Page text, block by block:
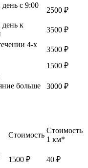
с 9:00
2500 ₽
к
3500 ₽
4-х
3500 ₽
1500 ₽
больше
3000 ₽
Стоимость
Стоимость
1 км*
1500 ₽ 40 ₽